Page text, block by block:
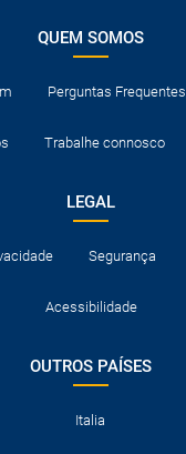
QUEM SOMOS
Perguntas Frequentes
Trabalhe connosco
LEGAL
Segurança
Acessibilidade
OUTROS PAÍSES
Italia